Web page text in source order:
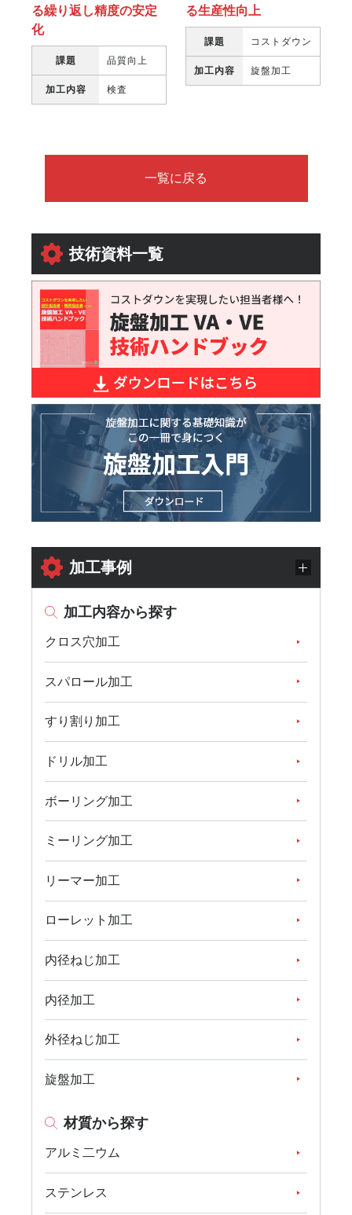
技術資料一覧
加工事例
加工内容から探す
クロス穴加工
スパロール加工
すり割り加工
ドリル加工
ボーリング加工
ミーリング加工
リーマー加工
ローレット加工
内径ねじ加工
内径加工
外径ねじ加工
旋盤加工
材質から探す
アルミ二ウム
ステンレス
る繰り返し精度の安定
化
課題 品質向上
加工内容 検査
る生産性向上
課題 コストダウン
加工内容 旋盤加工
一覧に戻る